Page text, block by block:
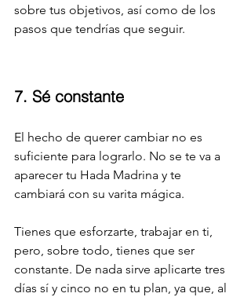
sobre tus objetivos, así como de los
pasos que tendrías que seguir.
7. Sé constante
El hecho de querer cambiar no es
suficiente para lograrlo. No se te va a
aparecer tu Hada Madrina y te
cambiará con su varita mágica.
Tienes que esforzarte, trabajar en ti,
pero, sobre todo, tienes que ser
constante. De nada sirve aplicarte tres
días sí y cinco no en tu plan, ya que, al